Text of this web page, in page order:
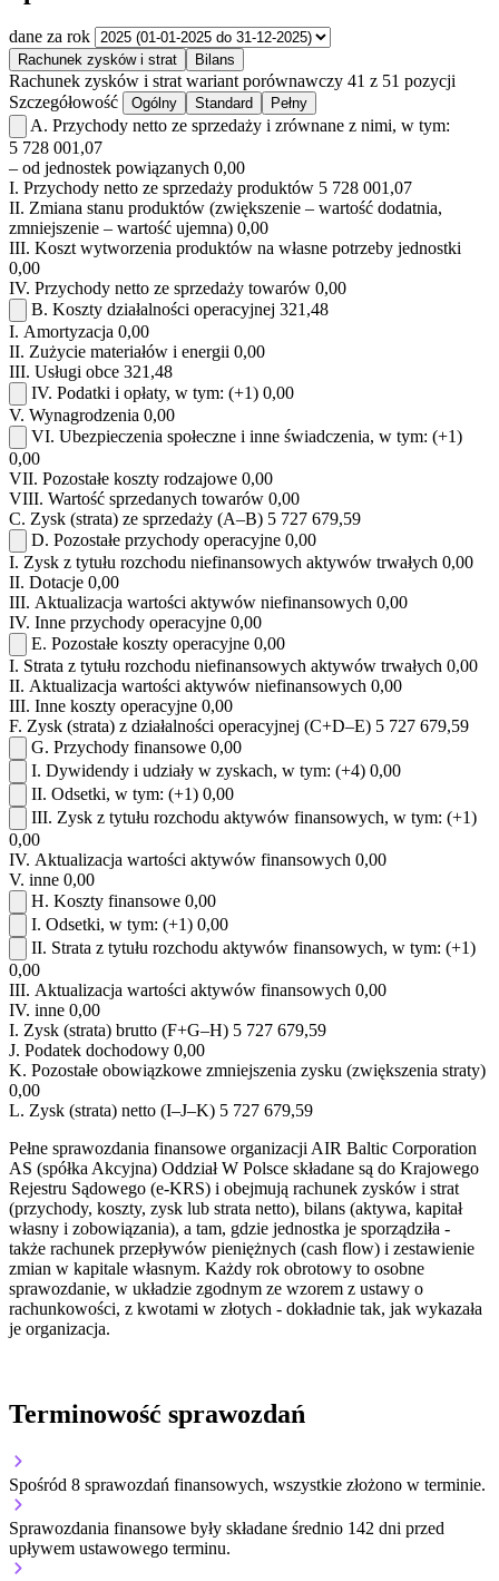
dane za rok
Rachunek zysków i strat Bilans
Rachunek zysków i strat wariant porównawczy 41 z 51 pozycji
Szczegółowość
Ogólny Standard Pełny
A. Przychody netto ze sprzedaży i zrównane z nimi, w tym:
5 728 001,07
– od jednostek powiązanych 0,00
I. Przychody netto ze sprzedaży produktów 5 728 001,07
II. Zmiana stanu produktów (zwiększenie – wartość dodatnia,
zmniejszenie – wartość ujemna) 0,00
III. Koszt wytworzenia produktów na własne potrzeby jednostki
0,00
IV. Przychody netto ze sprzedaży towarów 0,00
B. Koszty działalności operacyjnej 321,48
I. Amortyzacja 0,00
II. Zużycie materiałów i energii 0,00
III. Usługi obce 321,48
IV. Podatki i opłaty, w tym: (+1) 0,00
V. Wynagrodzenia 0,00
VI. Ubezpieczenia społeczne i inne świadczenia, w tym: (+1)
0,00
VII. Pozostałe koszty rodzajowe 0,00
VIII. Wartość sprzedanych towarów 0,00
C. Zysk (strata) ze sprzedaży (A–B) 5 727 679,59
D. Pozostałe przychody operacyjne 0,00
I. Zysk z tytułu rozchodu niefinansowych aktywów trwałych 0,00
II. Dotacje 0,00
III. Aktualizacja wartości aktywów niefinansowych 0,00
IV. Inne przychody operacyjne 0,00
E. Pozostałe koszty operacyjne 0,00
I. Strata z tytułu rozchodu niefinansowych aktywów trwałych 0,00
II. Aktualizacja wartości aktywów niefinansowych 0,00
III. Inne koszty operacyjne 0,00
F. Zysk (strata) z działalności operacyjnej (C+D–E) 5 727 679,59
G. Przychody finansowe 0,00
I. Dywidendy i udziały w zyskach, w tym: (+4) 0,00
II. Odsetki, w tym: (+1) 0,00
III. Zysk z tytułu rozchodu aktywów finansowych, w tym: (+1)
0,00
IV. Aktualizacja wartości aktywów finansowych 0,00
V. inne 0,00
H. Koszty finansowe 0,00
I. Odsetki, w tym: (+1) 0,00
II. Strata z tytułu rozchodu aktywów finansowych, w tym: (+1)
0,00
III. Aktualizacja wartości aktywów finansowych 0,00
IV. inne 0,00
I. Zysk (strata) brutto (F+G–H) 5 727 679,59
J. Podatek dochodowy 0,00
K. Pozostałe obowiązkowe zmniejszenia zysku (zwiększenia straty)
0,00
L. Zysk (strata) netto (I–J–K) 5 727 679,59
Pełne sprawozdania finansowe organizacji AIR Baltic Corporation
AS (spółka Akcyjna) Oddział W Polsce składane są do Krajowego
Rejestru Sądowego (e-KRS) i obejmują rachunek zysków i strat
(przychody, koszty, zysk lub strata netto), bilans (aktywa, kapitał
własny i zobowiązania), a tam, gdzie jednostka je sporządziła -
także rachunek przepływów pieniężnych (cash flow) i zestawienie
zmian w kapitale własnym. Każdy rok obrotowy to osobne
sprawozdanie, w układzie zgodnym ze wzorem z ustawy o
rachunkowości, z kwotami w złotych - dokładnie tak, jak wykazała
je organizacja.
Terminowość sprawozdań
Spośród 8 sprawozdań finansowych, wszystkie złożono w terminie.
Sprawozdania finansowe były składane średnio 142 dni przed
upływem ustawowego terminu.